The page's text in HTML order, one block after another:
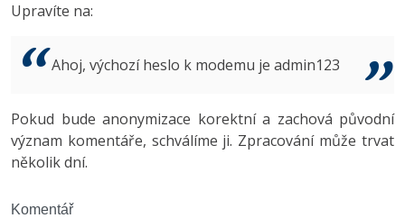
Best practices
Copywriter
WordPress specialista
Algoritmy -41%
Umělá inteligence (AI) -10%
Windows
Fórum
Upravíte na:
Ahoj, výchozí heslo k modemu je admin123
Pokud bude anonymizace korektní a zachová původní
význam komentáře, schválíme ji. Zpracování může trvat
několik dní.
Komentář